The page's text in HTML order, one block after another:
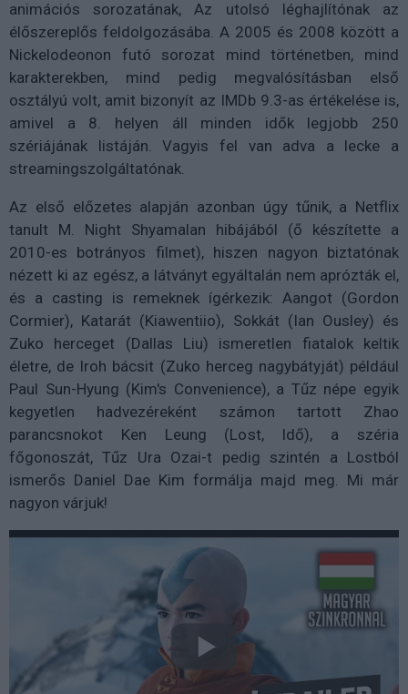
animációs sorozatának, Az utolsó léghajlítónak az
élőszereplős feldolgozásába. A 2005 és 2008 között a
Nickelodeonon futó sorozat mind történetben, mind
karakterekben, mind pedig megvalósításban első
osztályú volt, amit bizonyít az IMDb 9.3-as értékelése is,
amivel a 8. helyen áll minden idők legjobb 250
szériájának listáján. Vagyis fel van adva a lecke a
streamingszolgáltatónak.
Az első előzetes alapján azonban úgy tűnik, a Netflix
tanult M. Night Shyamalan hibájából (ő készítette a
2010-es botrányos filmet), hiszen nagyon biztatónak
nézett ki az egész, a látványt egyáltalán nem aprózták el,
és a casting is remeknek ígérkezik: Aangot (Gordon
Cormier), Katarát (Kiawentiio), Sokkát (Ian Ousley) és
Zuko herceget (Dallas Liu) ismeretlen fiatalok keltik
életre, de Iroh bácsit (Zuko herceg nagybátyját) például
Paul Sun-Hyung (Kim's Convenience), a Tűz népe egyik
kegyetlen hadvezéreként számon tartott Zhao
parancsnokot Ken Leung (Lost, Idő), a széria
főgonoszát, Tűz Ura Ozai-t pedig szintén a Lostból
ismerős Daniel Dae Kim formálja majd meg. Mi már
nagyon várjuk!